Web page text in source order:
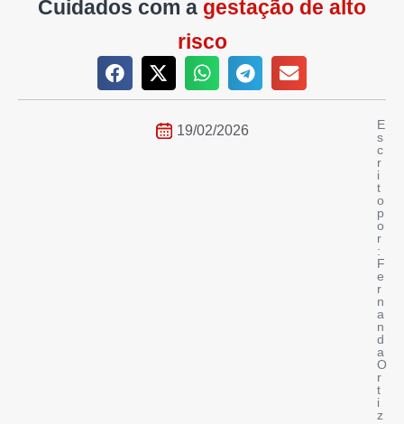
Cuidados com a gestação de alto
risco
19/02/2026
E
s
c
r
i
t
o
p
o
r
:
F
e
r
n
a
n
d
a
O
r
t
i
z